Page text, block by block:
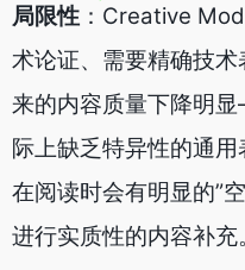
局限性 ：Creative
术论证、需要精确技
来的内容质量下降明
际上缺乏特异性的通
在阅读时会有明显的”
进行实质性的内容补充